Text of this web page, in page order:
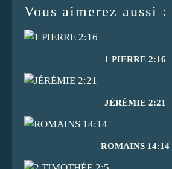
Vous aimerez aussi :
1 PIERRE 2:16
JÉRÉMIE 2:21
ROMAINS 14:14